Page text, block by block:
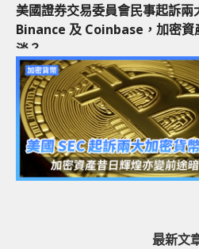
美國證券交易委員會民事起訴兩
Binance 及 Coinbase，加密資
淡？
最新文